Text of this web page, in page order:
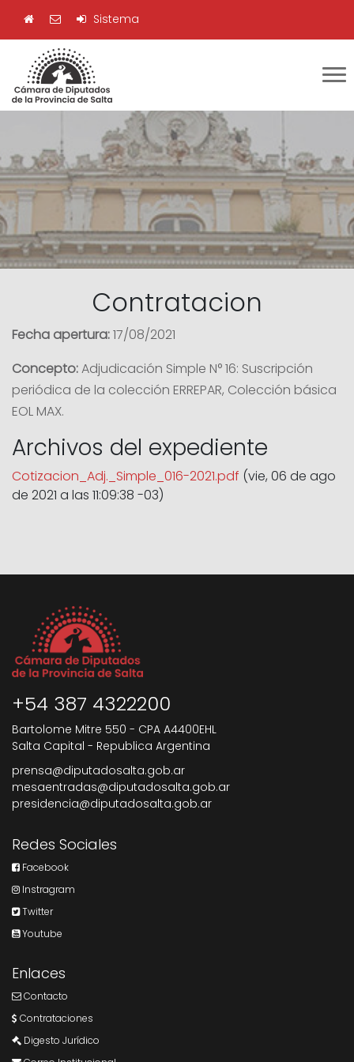
Sistema
Contratacion
Fecha apertura:17/08/2021
Concepto:Adjudicación Simple N° 16: Suscripción
periódica de la colección ERREPAR, Colección básica
EOL MAX.
Archivos del expediente
Cotizacion_Adj._Simple_016-2021.pdf (vie, 06 de ago
de 2021 a las 11:09:38 -03)
+54 387 4322200
Bartolome Mitre 550 - CPA A4400EHL
Salta Capital - Republica Argentina
prensa@diputadosalta.gob.ar
mesaentradas@diputadosalta.gob.ar
presidencia@diputadosalta.gob.ar
Redes Sociales
Facebook
Instragram
Twitter
Youtube
Enlaces
Contacto
Contrataciones
Digesto Jurídico